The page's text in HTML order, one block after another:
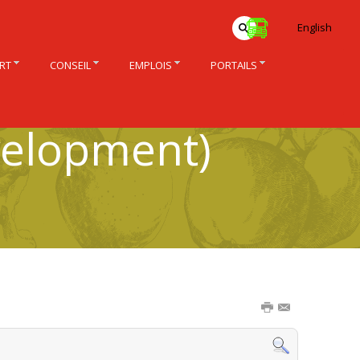
English
CONSEIL EMPLOIS PORTAILS